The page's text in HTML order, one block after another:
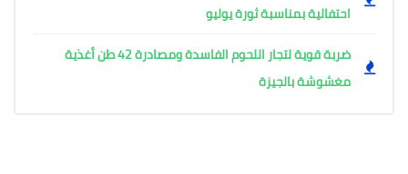
احتفالية بمناسبة ثورة يوليو
ضربة قوية لتجار اللحوم الفاسدة ومصادرة 42 طن أغذية
مغشوشة بالجيزة